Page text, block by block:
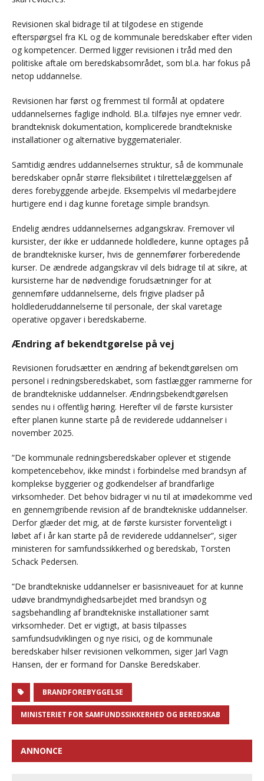
Revisionen skal bidrage til at tilgodese en stigende
efterspørgsel fra KL og de kommunale beredskaber efter viden
og kompetencer. Dermed ligger revisionen i tråd med den
politiske aftale om beredskabsområdet, som bl.a. har fokus på
netop uddannelse.
Revisionen har først og fremmest til formål at opdatere
uddannelsernes faglige indhold. Bl.a. tilføjes nye emner vedr.
brandteknisk dokumentation, komplicerede brandtekniske
installationer og alternative byggematerialer.
Samtidig ændres uddannelsernes struktur, så de kommunale
beredskaber opnår større fleksibilitet i tilrettelæggelsen af
deres forebyggende arbejde. Eksempelvis vil medarbejdere
hurtigere end i dag kunne foretage simple brandsyn.
Endelig ændres uddannelsernes adgangskrav. Fremover vil
kursister, der ikke er uddannede holdledere, kunne optages på
de brandtekniske kurser, hvis de gennemfører forberedende
kurser. De ændrede adgangskrav vil dels bidrage til at sikre, at
kursisterne har de nødvendige forudsætninger for at
gennemføre uddannelserne, dels frigive pladser på
holdlederuddannelserne til personale, der skal varetage
operative opgaver i beredskaberne.
Ændring af bekendtgørelse på vej
Revisionen forudsætter en ændring af bekendtgørelsen om
personel i redningsberedskabet, som fastlægger rammerne for
de brandtekniske uddannelser. Ændringsbekendtgørelsen
sendes nu i offentlig høring. Herefter vil de første kursister
efter planen kunne starte på de reviderede uddannelser i
november 2025.
”De kommunale redningsberedskaber oplever et stigende
kompetencebehov, ikke mindst i forbindelse med brandsyn af
komplekse byggerier og godkendelser af brandfarlige
virksomheder. Det behov bidrager vi nu til at imødekomme ved
en gennemgribende revision af de brandtekniske uddannelser.
Derfor glæder det mig, at de første kursister forventeligt i
løbet af i år kan starte på de reviderede uddannelser”, siger
ministeren for samfundssikkerhed og beredskab, Torsten
Schack Pedersen.
”De brandtekniske uddannelser er basisniveauet for at kunne
udøve brandmyndighedsarbejdet med brandsyn og
sagsbehandling af brandtekniske installationer samt
virksomheder. Det er vigtigt, at basis tilpasses
samfundsudviklingen og nye risici, og de kommunale
beredskaber hilser revisionen velkommen, siger Jarl Vagn
Hansen, der er formand for Danske Beredskaber.
BRANDFOREBYGGELSE
MINISTERIET FOR SAMFUNDSSIKKERHED OG BEREDSKAB
ANNONCE